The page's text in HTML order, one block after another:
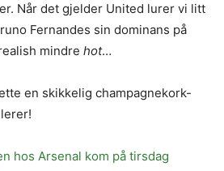
Når det gjelder United lurer vi litt
Fernandes sin dominans på
mindre hot…
en skikkelig champagnekork-
hos Arsenal kom på tirsdag